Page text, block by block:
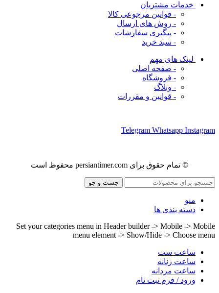
خدمات مشتریان
- قوانین مرجوعی کالا
- روش های ارسال
- پیگیری سفارشات
- سبد خرید
لینک های مهم
- صفحه اصلی
- فروشگاه
- وبلاگ
- قوانین و مقررات
Telegram Whatsapp Instagram
© تمام حقوق برای persiantimer.com محفوظ است
جست و جو
منو
دسته بندی ها
Set your categories menu in Header builder -> Mobile -> Mobile
menu element -> Show/Hide -> Choose menu
ساعت ست
ساعت زنانه
ساعت مردانه
ورود / فرم ثبت نام